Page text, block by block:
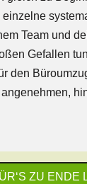
Team und
Gefallen
den
ZU ENDE